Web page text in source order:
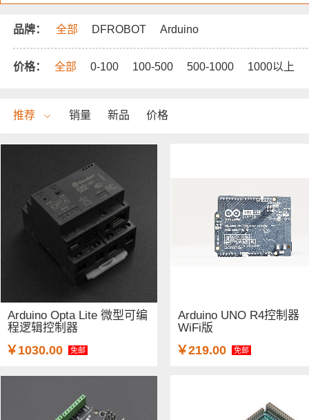
品牌： 全部 DFROBOT Arduino
价格： 全部 0-100 100-500 500-1000 1000以上
推荐 销量 新品 价格
Arduino Opta Lite 微型可编
程逻辑控制器
￥1030.00 免邮
Arduino UNO R4控制器
WiFi版
￥219.00 免邮